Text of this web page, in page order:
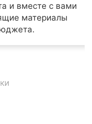
и вместе с вами
материалы